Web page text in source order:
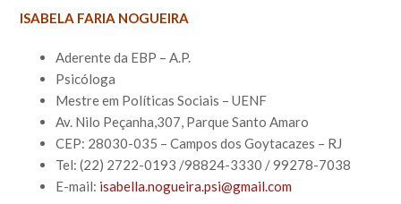
ISABELA FARIA NOGUEIRA
Aderente da EBP – A.P.
Psicóloga
Mestre em Políticas Sociais – UENF
Av. Nilo Peçanha,307, Parque Santo Amaro
CEP: 28030-035 – Campos dos Goytacazes – RJ
Tel: (22) 2722-0193 /98824-3330 / 99278-7038
E-mail: isabella.nogueira.psi@gmail.com